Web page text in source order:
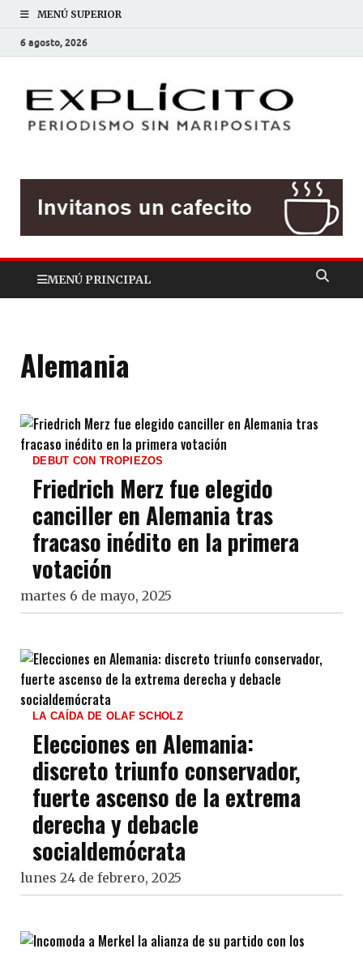
MENÚ SUPERIOR
6 agosto, 2026
MENÚ PRINCIPAL
Alemania
DEBUT CON TROPIEZOS
Friedrich Merz fue elegido
canciller en Alemania tras
fracaso inédito en la primera
votación
martes 6 de mayo, 2025
LA CAÍDA DE OLAF SCHOLZ
Elecciones en Alemania:
discreto triunfo conservador,
fuerte ascenso de la extrema
derecha y debacle
socialdemócrata
lunes 24 de febrero, 2025